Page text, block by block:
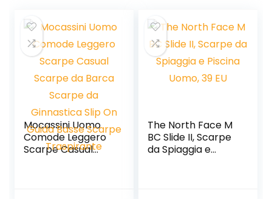
Mocassini Uomo
Comode Leggero
Scarpe Casual
The North Face M
BC Slide II, Scarpe
da Spiaggia e